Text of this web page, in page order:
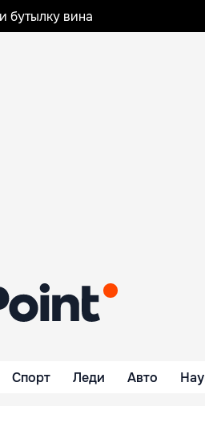
бутылку вина
Спорт Леди Авто